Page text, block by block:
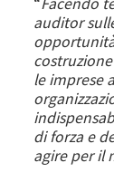
auditor
le imprese
di forza e
agire per il